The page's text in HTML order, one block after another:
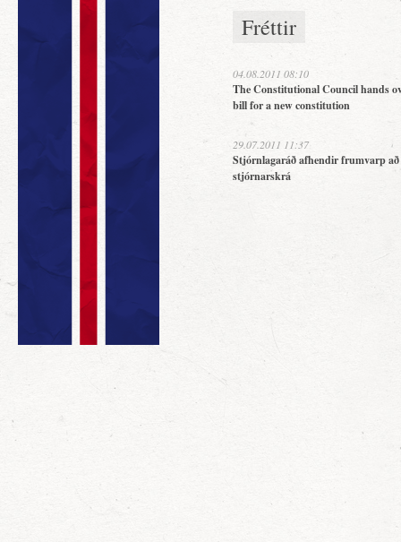
Fréttir
04.08.2011 08:10
The Constitutional Council hands
bill for a new constitution
29.07.2011 11:37
Stjórnlagaráð afhendir frumvarp
stjórnarskrá